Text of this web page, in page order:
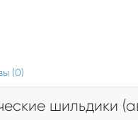
(0)
шильдики